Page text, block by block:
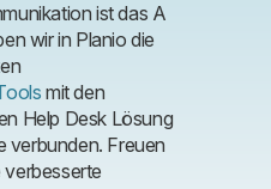
ist das A
wir in Planio die
mit den
Help Desk Lösung
verbunden. Freuen